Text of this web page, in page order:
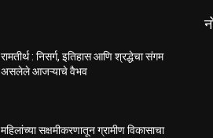
रामतीर्थ : निसर्ग, इतिहास आणि श्रद्धेचा संगम
असलेले आजऱ्याचे वैभव
महिलांच्या सक्षमीकरणातून ग्रामीण विकासाचा